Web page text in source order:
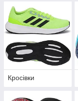
Кросівки